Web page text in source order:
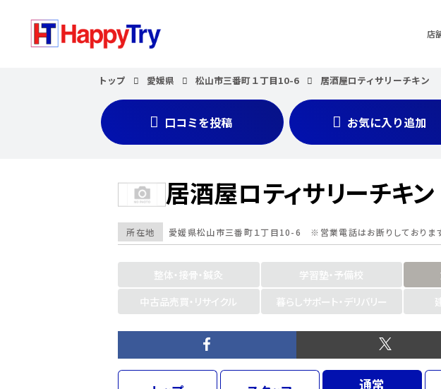
店
トップ 愛媛県 松山市三番町１丁目10-6 居酒屋ロティサリーチキン
口コミを投稿 お気に入り追加
居酒屋ロティサリーチキ
所在地 愛媛県松山市三番町１丁目10-6 ※営業電話はお断りしておりま
整体・接骨・鍼灸 学習塾・予備校
中古品売買・リサイクル
暮らしサポート・デリバリー
通常